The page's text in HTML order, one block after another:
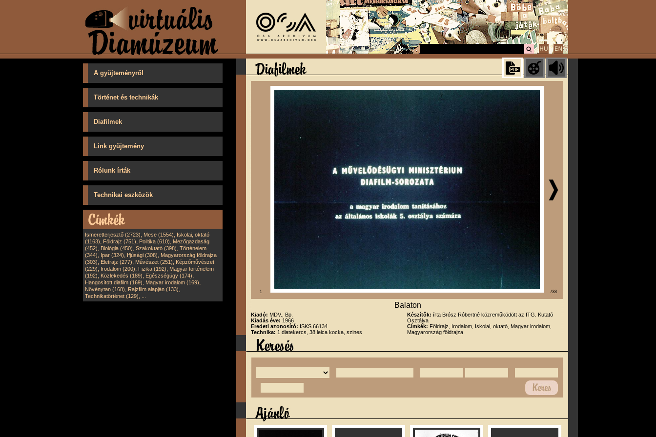
A gyűjteményről
Történet és technikák
Diafilmek
Link gyűjtemény
Rólunk írták
Technikai eszközök
Ismeretterjesztő (2723), Mese (1554), Iskolai, oktató
(1163), Földrajz (751), Politika (610), Mezőgazdaság
(452), Biológia (450), Szakoktató (398), Történelem
(344), Ipar (324), Ifjúsági (308), Magyarország földrajza
(303), Életrajz (277), Művészet (251), Képzőművészet
(229), Irodalom (200), Fizika (192), Magyar történelem
(192), Közlekedés (189), Egészségügy (174),
Hangosított diafilm (169), Magyar irodalom (169),
Növénytan (168), Rajzfilm alapján (133),
Technikatörténet (129),
1 /38
Balaton
Kiadó: MDV., Bp.
Kiadás éve: 1966
Eredeti azonosító: ISKS 66134
Technika: 1 diatekercs, 38 leica kocka, szines
Készítők: írta Brósz Róbertné közreműködött az ITG. Kutató
Osztálya
Címkék: Földrajz, Irodalom, Iskolai, oktató, Magyar irodalom,
Magyarország földrajza